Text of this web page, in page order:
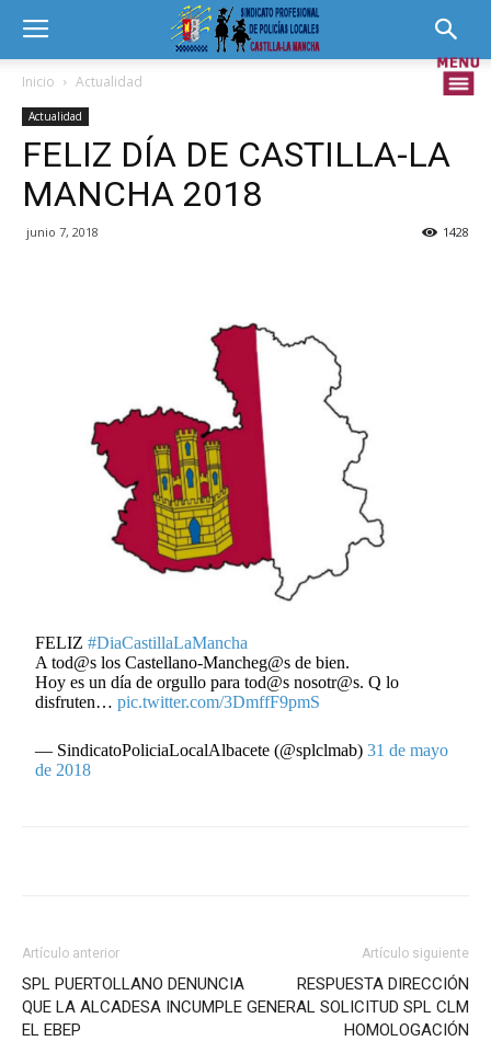
Inicio Actualidad
Actualidad
FELIZ DÍA DE CASTILLA-LA
MANCHA 2018
junio 7, 2018 1428
FELIZ#DiaCastillaLaMancha
A tod@s los Castellano-Mancheg@s de bien.
Hoy es un día de orgullo para tod@s nosotr@s. Q lo
disfruten…pic.twitter.com/3DmffF9pmS
— SindicatoPoliciaLocalAlbacete (@splclmab)31 de mayo
de 2018
Artículo anterior
SPL PUERTOLLANO DENUNCIA
QUE LA ALCADESA INCUMPLE
EL EBEP
Artículo siguiente
RESPUESTA DIRECCIÓN
GENERAL SOLICITUD SPL CLM
HOMOLOGACIÓN